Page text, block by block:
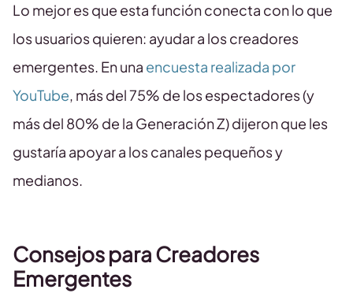
Lo mejor es que esta función conecta con lo que
los usuarios quieren: ayudar a los creadores
emergentes. En una encuesta realizada por
YouTube, más del 75% de los espectadores (y
más del 80% de la Generación Z) dijeron que les
gustaría apoyar a los canales pequeños y
medianos.
Consejos para Creadores
Emergentes